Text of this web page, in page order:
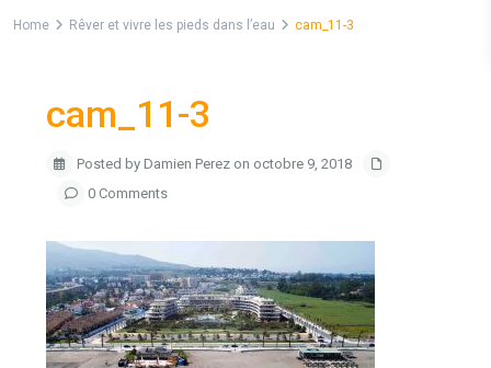
Home Rêver et vivre les pieds dans l’eau cam_11-3
cam_11-3
Posted by Damien Perez on octobre 9, 2018
0 Comments